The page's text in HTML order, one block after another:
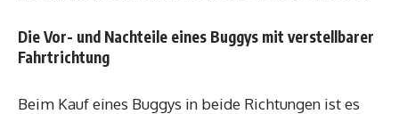
Die Vor- und Nachteile eines Buggys mit verstellbarer
Fahrtrichtung
Beim Kauf eines Buggys in beide Richtungen ist es